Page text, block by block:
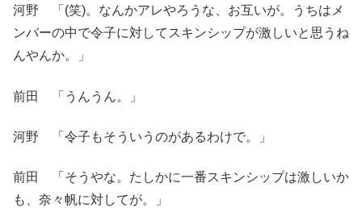
河野 「(笑)。なんかアレやろうな、お互いが。うちはメ
ンバーの中で令子に対してスキンシップが激しいと思うね
んやんか。」
前田 「うんうん。」
河野 「令子もそういうのがあるわけで。」
前田 「そうやな。たしかに一番スキンシップは激しいか
も、奈々帆に対してが。」